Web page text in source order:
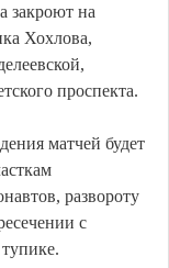
закроют на
Хохлова,
проспекта.
матчей будет
развороту
с